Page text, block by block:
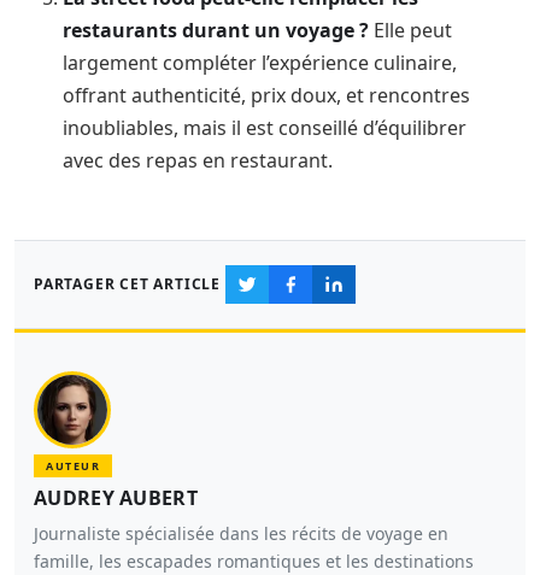
restaurants durant un voyage ? Elle peut
largement compléter l’expérience culinaire,
offrant authenticité, prix doux, et rencontres
inoubliables, mais il est conseillé d’équilibrer
avec des repas en restaurant.
PARTAGER CET ARTICLE
AUTEUR
AUDREY AUBERT
Journaliste spécialisée dans les récits de voyage en
famille, les escapades romantiques et les destinations